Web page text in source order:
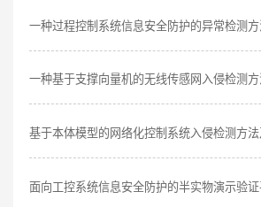
一种过程控制系统信息安全防护的异常检测方
一种基于支撑向量机的无线传感网入侵检测方
基于本体模型的网络化控制系统入侵检测方法
面向工控系统信息安全防护的半实物演示验证